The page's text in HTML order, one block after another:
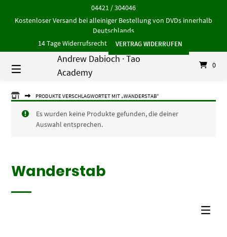
Inhalt
04421 / 304046
Kostenloser Versand bei alleiniger Bestellung von DVDs innerhalb
Deutschlands
14 Tage Widerrufsrecht
VERTRAG WIDERRUFEN
Andrew Dabioch · Tao
Academy
0
ANDREW
DABIOCH
ACADEMY
PRODUKTE VERSCHLAGWORTET MIT „WANDERSTAB“
Wanderstab
Es wurden keine Produkte gefunden, die deiner
Auswahl entsprechen.